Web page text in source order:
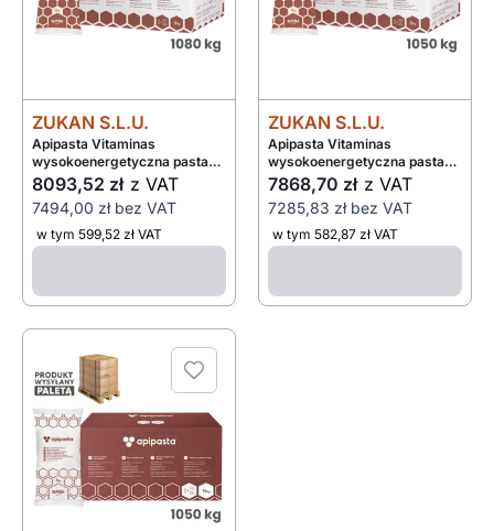
ZUKAN S.L.U.
Apipasta Vitaminas
wysokoenergetyczna pasta
dla pszczół z witaminami i
aminokwasami 6x2,5kg -
paleta 1080kg
8093,52 zł z VAT
7494,00 zł bez VAT
w tym 599,52 zł VAT
ZUKAN S.L.U.
Apipasta Vitaminas
wysokoenergetyczna pasta
dla pszczół z witaminami i
aminokwasami 15x1kg -
paleta 1050kg
7868,70 zł z VAT
7285,83 zł bez VAT
w tym 582,87 zł VAT